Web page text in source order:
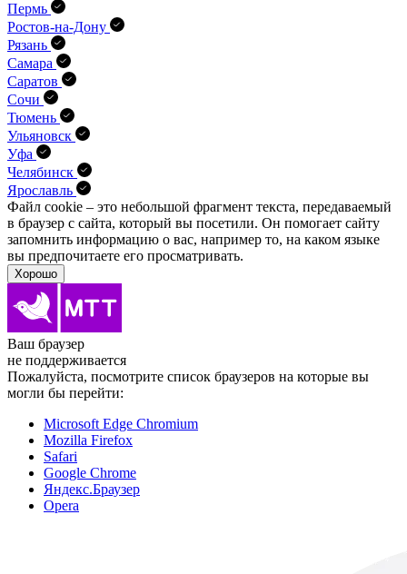
Пермь
Ростов-на-Дону
Рязань
Самара
Саратов
Сочи
Тюмень
Ульяновск
Уфа
Челябинск
Ярославль
Файл cookie – это небольшой фрагмент текста, передава­емый
в браузер с сайта, который вы посетили. Он помо­гает сайту
запомнить информацию о вас, например то, на каком языке
вы предпочитаете его просматривать.
Хорошо
Ваш браузер
не поддерживается
Пожалуйста, посмотрите список браузеров на которые вы
могли бы перейти:
Microsoft Edge Chromium
Mozilla Firefox
Safari
Google Chrome
Яндекс.Браузер
Opera